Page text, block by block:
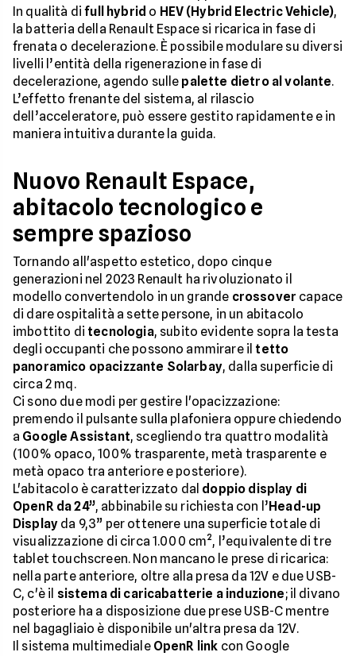
In qualità difull hybrid o HEV (Hybrid Electric Vehicle),
la batteria della Renault Espace si ricarica in fase di
frenata o decelerazione. È possibile modulare su diversi
livelli l’entità della rigenerazione in fase di
decelerazione, agendo sulle palette dietro al volante.
L’effetto frenante del sistema, al rilascio
dell’acceleratore, può essere gestito rapidamente e in
maniera intuitiva durante la guida.
Nuovo Renault Espace,
abitacolo tecnologico e
sempre spazioso
Tornando all'aspetto estetico, dopo cinque
generazioni nel 2023 Renault ha rivoluzionato il
modello convertendolo in un grande crossover capace
di dare ospitalità a sette persone, in un abitacolo
imbottito di tecnologia, subito evidente sopra la testa
degli occupanti che possono ammirare il tetto
panoramico opacizzante Solarbay, dalla superficie di
circa 2 mq.
Ci sono due modi per gestire l'opacizzazione:
premendo il pulsante sulla plafoniera oppure chiedendo
a Google Assistant, scegliendo tra quattro modalità
(100% opaco, 100% trasparente, metà trasparente e
metà opaco tra anteriore e posteriore).
L'abitacolo è caratterizzato dal doppio display di
OpenR da 24”, abbinabile su richiesta con l’Head-up
Display da 9,3” per ottenere una superficie totale di
visualizzazione di circa 1.000 cm², l’equivalente di tre
tablet touchscreen. Non mancano le prese di ricarica:
nella parte anteriore, oltre alla presa da 12V e due USB-
C, c'è il sistema di caricabatterie a induzione; il divano
posteriore ha a disposizione due prese USB-C mentre
nel bagagliaio è disponibile un'altra presa da 12V.
Il sistema multimediale OpenR link con Google